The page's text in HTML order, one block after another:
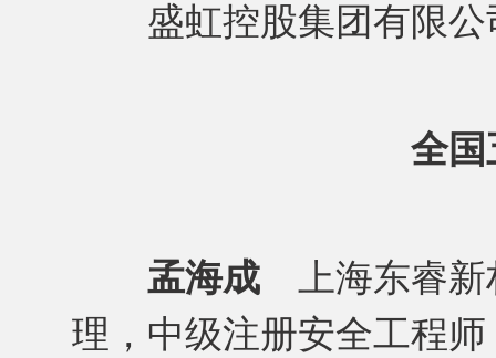
盛虹控股集团有限公
全国
孟海成 上海东睿新
理，中级注册安全工程师